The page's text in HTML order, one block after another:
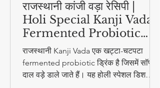
राजस्थानी कांजी वड़ा रेसिपी |
Holi Special Kanji Vada |
Fermented Probiotic
Drink
राजस्थानी Kanji Vada एक खट्टा-चटपटा